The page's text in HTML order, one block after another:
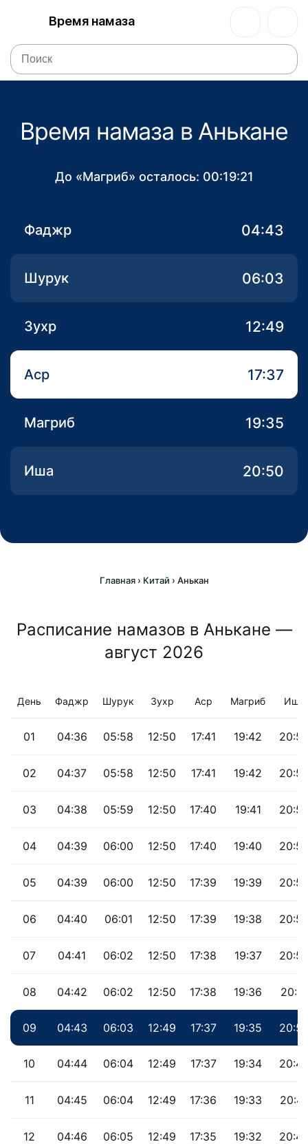
Время намаза
Время намаза в Анькане
До «Магриб» осталось: 00:19:21
Фаджр 04:43
Шурук 06:03
Зухр 12:49
Аср 17:37
Магриб 19:35
Иша 20:50
Главная› Китай › Анькан
Расписание намазов в Анькане —
август 2026
День Фаджр Шурук Зухр Аср Магриб Иша
01 04:36 05:58 12:50 17:41 19:42
02 04:37 05:58 12:50 17:41 19:42
03 04:38 05:59 12:50 17:40 19:41
04 04:39 06:00 12:50 17:40 19:40
05 04:39 06:00 12:50 17:39 19:39
06 04:40 06:01 12:50 17:39 19:38
07 04:41 06:02 12:50 17:38 19:37
08 04:42 06:02 12:50 17:38 19:36 20:51
09 04:43 06:03 12:49 17:37 19:35
10 04:44 06:04 12:49 17:37 19:34
11 04:45 06:04 12:49 17:36 19:33
12 04:46 06:05 12:49 17:35 19:32